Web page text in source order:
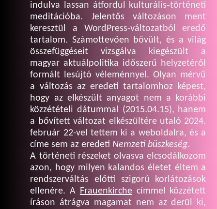
indulva lassan átfordul kulturális‑történeti
meditációba. Jelentős változáson ment
keresztül a WordPress-változatból eredő
tartalom. Számottevően bővült, és a világ
összefüggéseit vizsgálva kiegészült a
magyar aktuálpolitika időszerű helyzetéről
formált lesújtó véleménnyel. Olyan mérvű
a változás az eredeti tartalomhoz képest,
hogy az elkészült anyagot nem a korábbi
közzétételi dátummal (2015.04.15), hanem
a bővített változat elkészültére utaló 2024.
február 22-vel tettem ki a weboldalra, és a
címe sem az eredeti Nemzeti büszkeség.
A történeti részeket olvasva elcsodálkozom
azon, hogy milyen kalandos életet éltem a
rendszerváltás előtti szigorú korlátozások
ellenére. A Frauenkirchecímmel közzétett
íráson átrágva magamat nem az derül ki,